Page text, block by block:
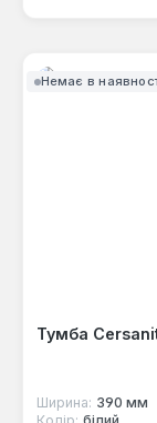
Немає в
Тумба
Ширина: 390 мм